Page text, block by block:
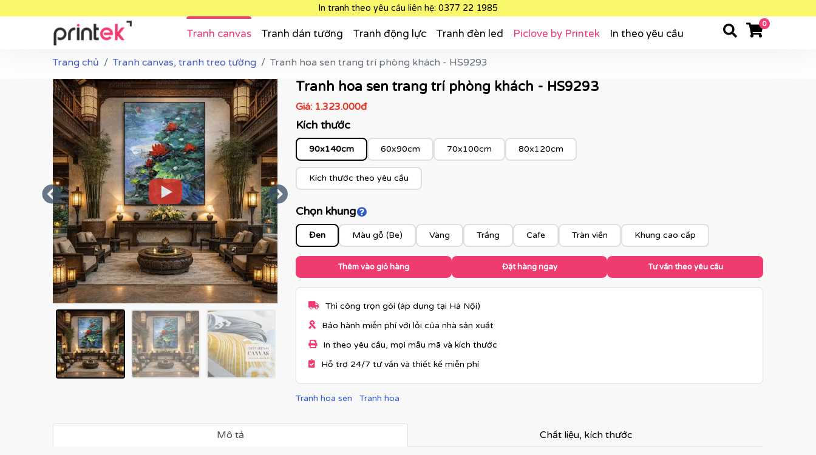
In tranh theo yêu cầu liên hệ: 0377 22 1985
Tranh canvas Tranh dán tường Tranh động lực Tranh đèn led Piclove by Printek In theo yêu cầu
0
Trang chủ Tranh canvas, tranh treo tường Tranh hoa sen trang trí phòng khách - HS9293
Tranh hoa sen trang trí phòng khách - HS9293
Giá: 1.323.000đ
Kích thước
90x140cm 60x90cm 70x100cm 80x120cm
Kích thước theo yêu cầu
Chọn khungClick để xem màu khung
Đen Màu gỗ (Be) Vàng Trắng Cafe Tràn viền Khung cao cấp
Thêm vào giỏ hàng Đặt hàng ngay Tư vấn theo yêu cầu
Thi công trọn gói (áp dụng tại Hà Nội)
Bảo hành miễn phí với lỗi của nhà sản xuất
In theo yêu cầu, mọi mẫu mã và kích thước
Hỗ trợ 24/7 tư vấn và thiết kế miễn phí
Tranh hoa sen Tranh hoa
Mô tả Chất liệu, kích thước